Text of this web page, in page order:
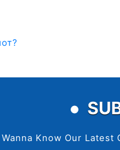
Wanna Know Our